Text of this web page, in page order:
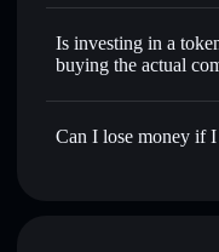
Is investing in a
buying the actual
Can I lose money if